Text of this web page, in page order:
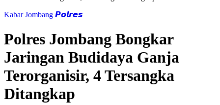
Kabar Jombang 𝙋𝙤𝙡𝙧𝙚𝙨
Polres Jombang Bongkar
Jaringan Budidaya Ganja
Terorganisir, 4 Tersangka
Ditangkap